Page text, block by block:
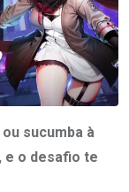
sucumba à
e o desafio te